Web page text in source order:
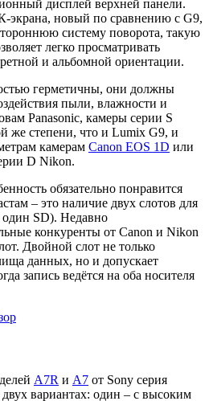
дисплей верхней панели.
экрана, новый по сравнению с G9,
систему поворота, такую
легко просматривать
и альбомной ориентации.
герметичны, они должны
пыли, влажности и
Panasonic, камеры серии S
же степени, что и Lumix G9, и
камерам Canon EOS 1D или
D Nikon.
обязательно понравится
– это наличие двух слотов для
SD). Недавно
конкуренты от Canon и Nikon
Двойной слот не только
данных, но и допускает
запись ведётся на оба носителя
A7R и A7 от Sony серия
двух вариантах: один – с высоким